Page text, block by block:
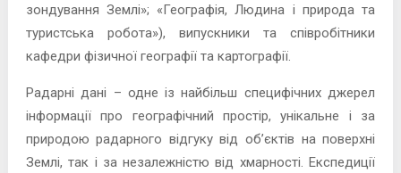
зондування Землі»; «Географія, Людина і природа та
туристська робота»), випускники та співробітники
кафедри фізичної географії та картографії.
Радарні дані – одне із найбільш специфічних джерел
інформації про географічний простір, унікальне і за
природою радарного відгуку від об’єктів на поверхні
Землі, так і за незалежністю від хмарності. Експедиції